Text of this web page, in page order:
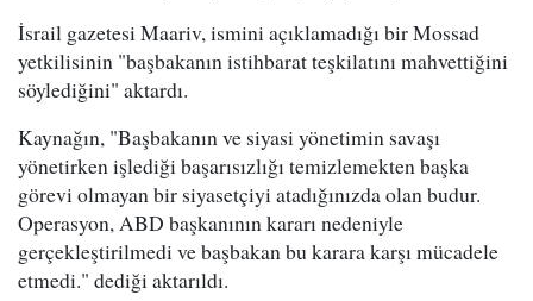
İsrail gazetesi Maariv, ismini açıklamadığı bir Mossad
yetkilisinin "başbakanın istihbarat teşkilatını mahvettiğini
söylediğini" aktardı.
Kaynağın, "Başbakanın ve siyasi yönetimin savaşı
yönetirken işlediği başarısızlığı temizlemekten başka
görevi olmayan bir siyasetçiyi atadığınızda olan budur.
Operasyon, ABD başkanının kararı nedeniyle
gerçekleştirilmedi ve başbakan bu karara karşı mücadele
etmedi." dediği aktarıldı.